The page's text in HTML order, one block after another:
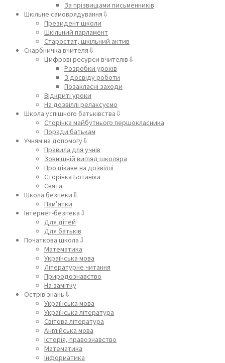
За прізвищами письменників
Шкільне самоврядування⇩
Президент школи
Шкільний парламент
Старостат, шкільний актив
Скарбничка вчителя⇩
Цифрові ресурси вчителів⇩
Розробки уроків
З досвіду роботи
Позакласні заходи
Відкриті уроки
На дозвіллі релаксуємо
Школа успішного батьківства⇩
Сторінка майбутнього першокласника
Поради батькам
Учням на допомогу⇩
Правила для учнів
Зовнішній вигляд школяра
Про цікаве на дозвіллі
Сторінка Ботаніка
Свята
Школа безпеки⇩
Пам’ятки
Інтернет-безпека⇩
Для дітей
Для батьків
Початкова школа⇩
Математика
Українська мова
Літературне читання
Природознавство
На замітку
Острів знань⇩
Українська мова
Українська література
Світова література
Англійська мова
Історія, правознавство
Математика
Інформатика